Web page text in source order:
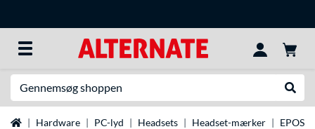
StartsideHardware PC-lyd Headsets Headset-mærker EPOS-